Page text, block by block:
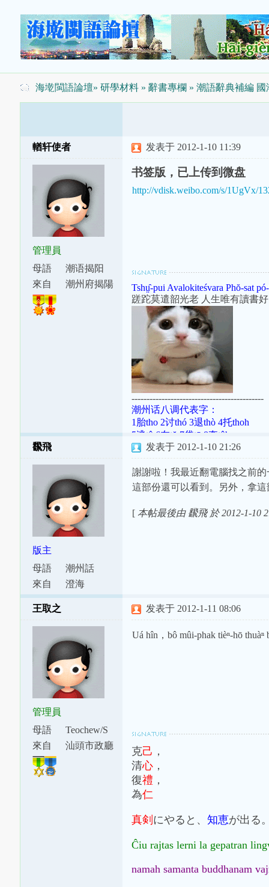
海墘閩語論壇» 研學材料» 辭書專欄 » 潮語辭典補編 國
輶轩使者
管理員
母語
潮语揭阳
腔
來自
潮州府揭陽
发表于 2012-1-10 11:39
书签版，已上传到微盘
http://vdisk.weibo.com/s/1UgVx/
Tshṳ̂-pui Avalokiteśvara Phŏ-sat
蹉跎莫遣韶光老 人生唯有讀書
--------------------------------------------
潮州话八调代表字：
1胎tho 2讨thó 3退thò 4托thoh
5逃tô 6在tŏ 7袋tō 8夺tôh
潮罗特殊变体：[ɯ]=ṳ=ur；
[aʔ8]=âh=a̍h；[ts]=ts=ch；
飜飛
版主
母語
潮州話
來自
澄海
发表于 2012-1-10 21:26
謝謝啦！我最近翻電腦找之前
這部份還可以看到。另外，拿
[本帖最後由 飜飛 於 2012-1-10
王取之
管理員
母語
Teochew/S
watow
來自
汕頭市政廳
发表于 2012-1-11 08:06
Uá hîn，bô mûi-phak tièⁿ-hō thuàⁿ
克己 ，
清心，
復禮 ，
為仁
真剣 にやると、 知恵が出る。
Ĉiu rajtas lerni la gepatran
namah samanta buddhanam